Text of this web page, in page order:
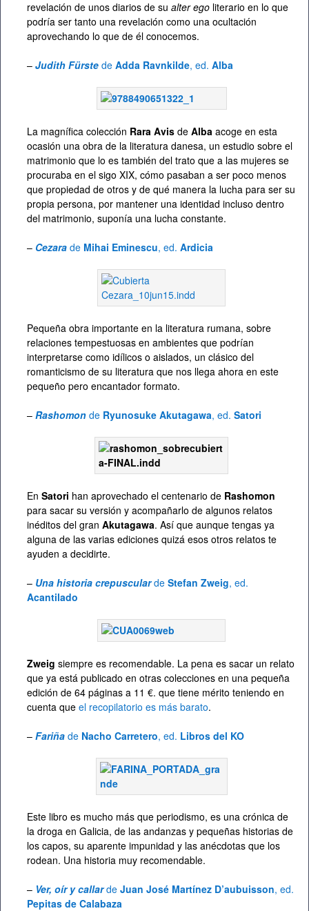
revelación de unos diarios de su alter ego literario en lo que
podría ser tanto una revelación como una ocultación
aprovechando lo que de él conocemos.
– Judith Fürste de Adda Ravnkilde, ed. Alba
La magnífica colección Rara Avis de Alba acoge en esta
ocasión una obra de la literatura danesa, un estudio sobre el
matrimonio que lo es también del trato que a las mujeres se
procuraba en el sigo XIX, cómo pasaban a ser poco menos
que propiedad de otros y de qué manera la lucha para ser su
propia persona, por mantener una identidad incluso dentro
del matrimonio, suponía una lucha constante.
– Cezara de Mihai Eminescu, ed. Ardicia
Pequeña obra importante en la literatura rumana, sobre
relaciones tempestuosas en ambientes que podrían
interpretarse como idílicos o aislados, un clásico del
romanticismo de su literatura que nos llega ahora en este
pequeño pero encantador formato.
– Rashomon de Ryunosuke Akutagawa, ed. Satori
En Satori han aprovechado el centenario de Rashomon
para sacar su versión y acompañarlo de algunos relatos
inéditos del gran Akutagawa. Así que aunque tengas ya
alguna de las varias ediciones quizá esos otros relatos te
ayuden a decidirte.
– Una historia crepuscular de Stefan Zweig, ed.
Acantilado
Zweig siempre es recomendable. La pena es sacar un relato
que ya está publicado en otras colecciones en una pequeña
edición de 64 páginas a 11 €. que tiene mérito teniendo en
cuenta que el recopilatorio es más barato.
– Fariña de Nacho Carretero, ed. Libros del KO
Este libro es mucho más que periodismo, es una crónica de
la droga en Galicia, de las andanzas y pequeñas historias de
los capos, su aparente impunidad y las anécdotas que los
rodean. Una historia muy recomendable.
– Ver, oír y callarde Juan José Martínez D’aubuisson, ed.
Pepitas de Calabaza